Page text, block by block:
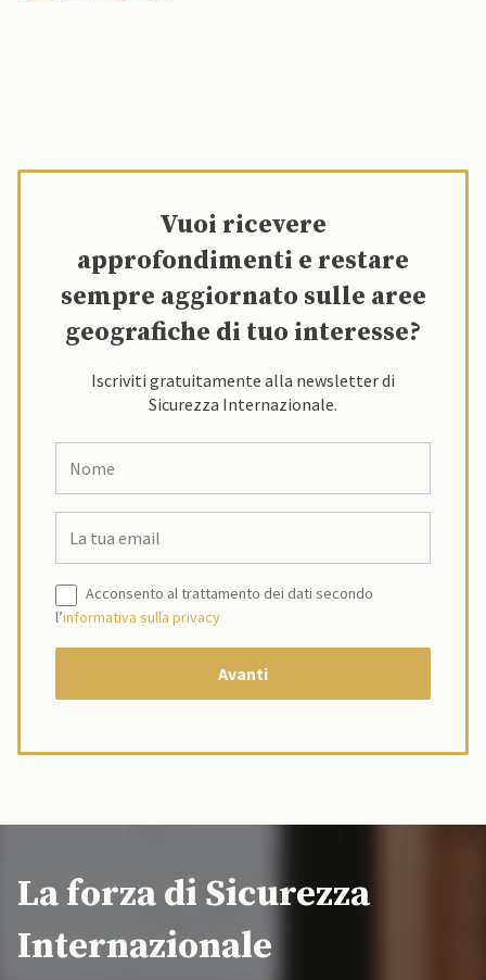
Vuoi ricevere
approfondimenti e restare
sempre aggiornato sulle aree
geografiche di tuo interesse?
Iscriviti gratuitamente alla newsletter di
Sicurezza Internazionale.
Acconsento al trattamento dei dati secondo
l’informativa sulla privacy
La forza di Sicurezza
Internazionale